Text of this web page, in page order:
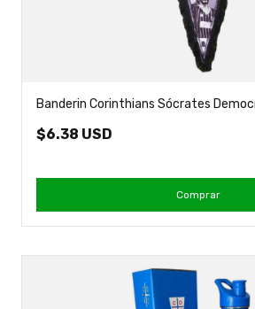
Banderin Corinthians Sócrates
$6.38 USD
Comprar